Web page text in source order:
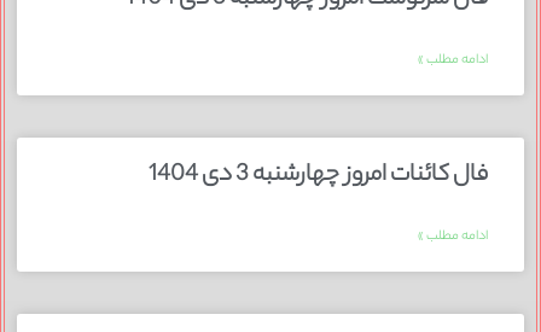
ادامه مطلب »
فال کائنات امروز چهارشنبه 3 دی 1404
ادامه مطلب »